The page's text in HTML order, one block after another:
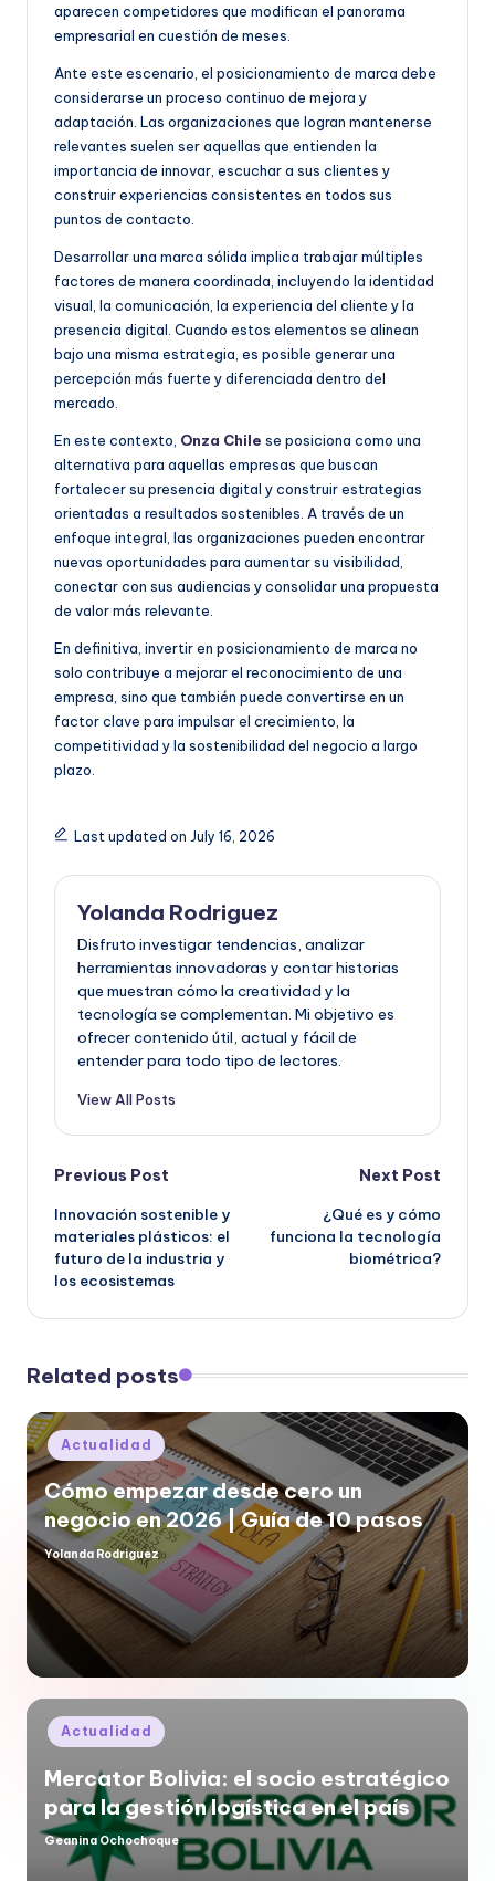
aparecen competidores que modifican el panorama
empresarial en cuestión de meses.
Ante este escenario, el posicionamiento de marca debe
considerarse un proceso continuo de mejora y
adaptación. Las organizaciones que logran mantenerse
relevantes suelen ser aquellas que entienden la
importancia de innovar, escuchar a sus clientes y
construir experiencias consistentes en todos sus
puntos de contacto.
Desarrollar una marca sólida implica trabajar múltiples
factores de manera coordinada, incluyendo la identidad
visual, la comunicación, la experiencia del cliente y la
presencia digital. Cuando estos elementos se alinean
bajo una misma estrategia, es posible generar una
percepción más fuerte y diferenciada dentro del
mercado.
En este contexto, Onza Chile se posiciona como una
alternativa para aquellas empresas que buscan
fortalecer su presencia digital y construir estrategias
orientadas a resultados sostenibles. A través de un
enfoque integral, las organizaciones pueden encontrar
nuevas oportunidades para aumentar su visibilidad,
conectar con sus audiencias y consolidar una propuesta
de valor más relevante.
En definitiva, invertir en posicionamiento de marca no
solo contribuye a mejorar el reconocimiento de una
empresa, sino que también puede convertirse en un
factor clave para impulsar el crecimiento, la
competitividad y la sostenibilidad del negocio a largo
plazo.
Last updated on July 16, 2026
Yolanda Rodriguez
Disfruto investigar tendencias, analizar
herramientas innovadoras y contar historias
que muestran cómo la creatividad y la
tecnología se complementan. Mi objetivo es
ofrecer contenido útil, actual y fácil de
entender para todo tipo de lectores.
View All Posts
Post
navigation
Previous Post
Innovación sostenible y
materiales plásticos: el
futuro de la industria y
los ecosistemas
Next Post
¿Qué es y cómo
funciona la tecnología
biométrica?
Related posts
Posted
in
Actualidad
Cómo empezar desde cero un
negocio en 2026 | Guía de 10 pasos
Posted
by
Yolanda Rodriguez
Posted
in
Actualidad
Mercator Bolivia: el socio estratégico
para la gestión logística en el país
Posted
Geanina Ochochoque